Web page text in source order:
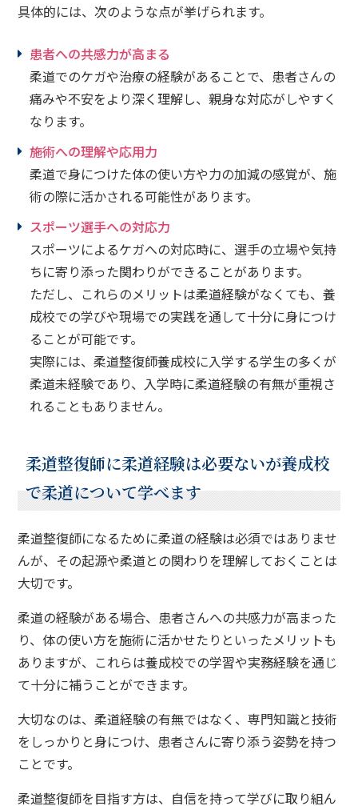
具体的には、次のような点が挙げられます。
患者への共感力が高まる
柔道でのケガや治療の経験があることで、患者さんの
痛みや不安をより深く理解し、親身な対応がしやすく
なります。
施術への理解や応用力
柔道で身につけた体の使い方や力の加減の感覚が、施
術の際に活かされる可能性があります。
スポーツ選手への対応力
スポーツによるケガへの対応時に、選手の立場や気持
ちに寄り添った関わりができることがあります。
ただし、これらのメリットは柔道経験がなくても、養
成校での学びや現場での実践を通して十分に身につけ
ることが可能です。
実際には、柔道整復師養成校に入学する学生の多くが
柔道未経験であり、入学時に柔道経験の有無が重視さ
れることもありません。
柔道整復師に柔道経験は必要ないが養成校
で柔道について学べます
柔道整復師になるために柔道の経験は必須ではありませ
んが、その起源や柔道との関わりを理解しておくことは
大切です。
柔道の経験がある場合、患者さんへの共感力が高まった
り、体の使い方を施術に活かせたりといったメリットも
ありますが、これらは養成校での学習や実務経験を通じ
て十分に補うことができます。
大切なのは、柔道経験の有無ではなく、専門知識と技術
をしっかりと身につけ、患者さんに寄り添う姿勢を持つ
ことです。
柔道整復師を目指す方は、自信を持って学びに取り組ん